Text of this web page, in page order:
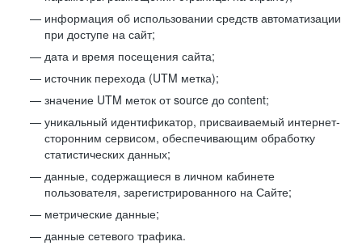
информация об использовании средств автоматизации
при доступе на сайт;
дата и время посещения сайта;
источник перехода (UTM метка);
значение UTM меток от source до content;
уникальный идентификатор, присваиваемый интернет-
сторонним сервисом, обеспечивающим обработку
статистических данных;
данные, содержащиеся в личном кабинете
пользователя, зарегистрированного на Сайте;
метрические данные;
данные сетевого трафика.